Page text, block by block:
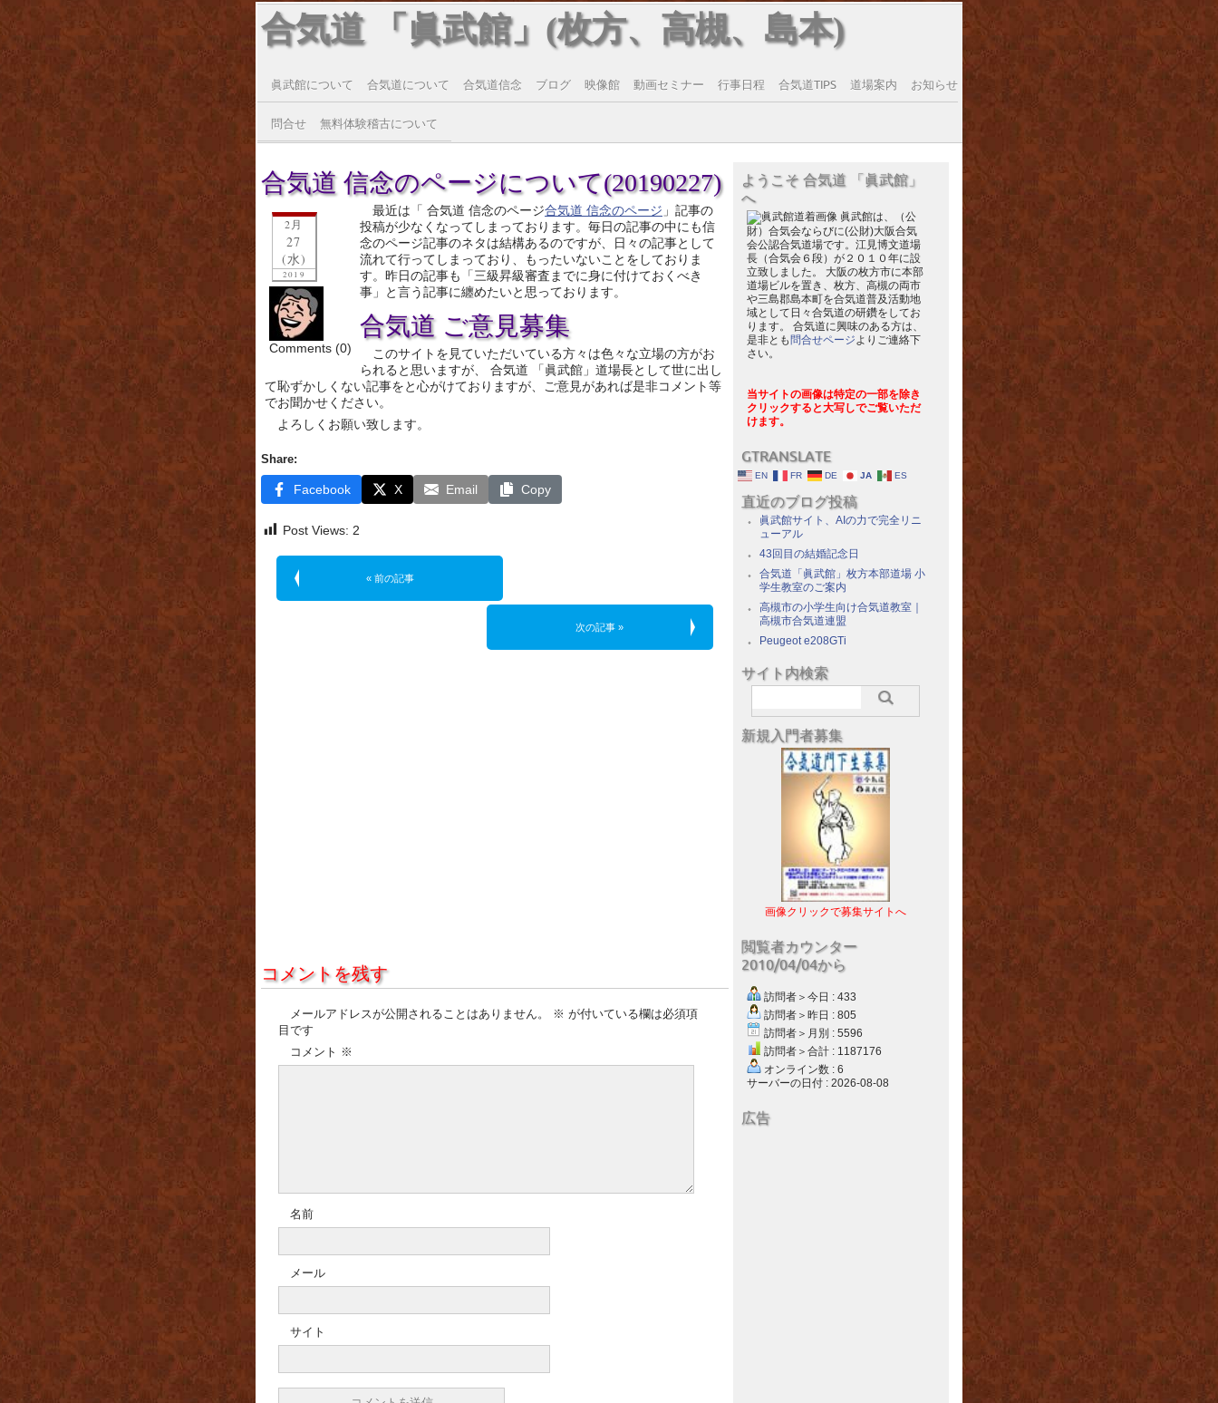
合気道 「眞武館」(枚方、高槻、島本)
眞武館について 合気道について 合気道信念 ブログ 映像館 動画セミナー 行事日程 合気道TIPS 道場案内 お知らせ
問合せ 無料体験稽古について
合気道 信念のページについて(20190227)
2月
27
(水)
2019
Comments (0)
最近は「 合気道 信念のページ合気道 信念のページ 」記事の
投稿が少なくなってしまっております。毎日の記事の中にも信
念のページ記事のネタは結構あるのですが、日々の記事として
流れて行ってしまっており、もったいないことをしておりま
す。昨日の記事も「三級昇級審査までに身に付けておくべき
事」と言う記事に纏めたいと思っております。
合気道 ご意見募集
このサイトを見ていただいている方々は色々な立場の方がお
られると思いますが、 合気道 「眞武館」道場長として世に出し
て恥ずかしくない記事をと心がけておりますが、ご意見があれば是非コメント等
でお聞かせください。
よろしくお願い致します。
Share:
Facebook X Email Copy
Post Views: 2
« 前の記事
次の記事 »
コメントを残す
メールアドレスが公開されることはありません。 ※ が付いている欄は必須項
目です
コメント ※
名前
メール
サイト
ようこそ 合気道 「眞武館」
へ
眞武館は、（公
財）合気会ならびに(公財)大阪合気
会公認合気道場です。江見博文道場
長（合気会６段）が２０１０年に設
立致しました。 大阪の枚方市に本部
道場ビルを置き、枚方、高槻の両市
や三島郡島本町を合気道普及活動地
域として日々合気道の研鑽をしてお
ります。 合気道に興味のある方は、
是非とも 問合せページよりご連絡下
さい。
当サイトの画像は特定の一部を除き
クリックすると大写しでご覧いただ
けます。
GTRANSLATE
EN FR DE JA ES
直近のブログ投稿
眞武館サイト、AIの力で完全リニ
ューアル
43回目の結婚記念日
合気道「眞武館」枚方本部道場 小
学生教室のご案内
高槻市の小学生向け合気道教室｜
高槻市合気道連盟
Peugeot e208GTi
サイト内検索
新規入門者募集
画像クリックで募集サイトへ
閲覧者カウンター
2010/04/04から
訪問者＞今日 : 433
訪問者＞昨日 : 805
訪問者＞月別 : 5596
訪問者＞合計 : 1187176
オンライン数 : 6
サーバーの日付 : 2026-08-08
広告